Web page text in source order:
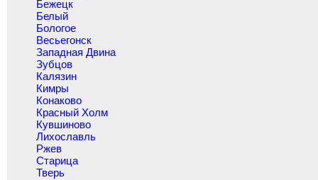
Бежецк
Белый
Бологое
Весьегонск
Западная Двина
Зубцов
Калязин
Кимры
Конаково
Красный Холм
Кувшиново
Лихославль
Ржев
Старица
Тверь